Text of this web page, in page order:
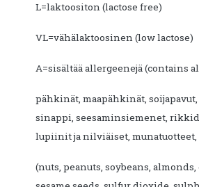
L=laktoositon (lactose free)
VL=vähälaktoosinen (low lactose)
A=sisältää allergeenejä (contains
pähkinät, maapähkinät,
sinappi, seesaminsiemenet,
lupiinit ja nilviäiset, munatuotteet,
(nuts, peanuts, soybeans,